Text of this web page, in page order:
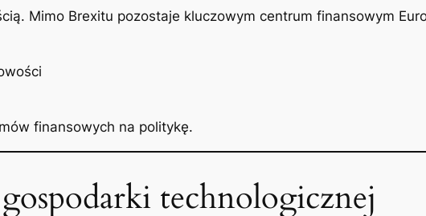
Mimo Brexitu pozostaje kluczowym centrum finansowym
finansowych na politykę.
technologicznej